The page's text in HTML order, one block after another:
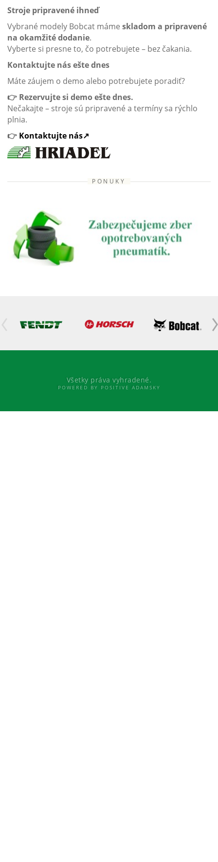
Stroje pripravené ihneď
Vybrané modely Bobcat máme skladom a pripravené
na okamžité dodanie.
Vyberte si presne to, čo potrebujete – bez čakania.
Kontaktujte nás ešte dnes
Máte záujem o demo alebo potrebujete poradiť?
👉 Rezervujte si demo ešte dnes.
Nečakajte – stroje sú pripravené a termíny sa rýchlo
plnia.
👉 Kontaktujte nás↗
PONUKY
Všetky práva vyhradené.
POWERED BY POSITIVE ADAMSKY